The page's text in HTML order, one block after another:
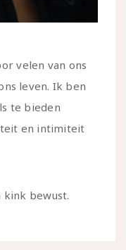
velen van ons
leven. Ik ben
te bieden
en intimiteit
kink bewust.